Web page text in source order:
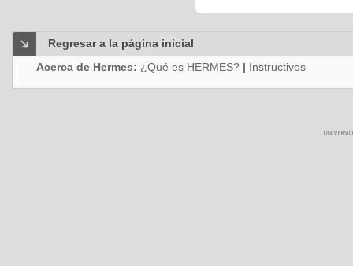
Regresar a la página inicial
Acerca de Hermes: ¿Qué es HERMES? | Instructivos